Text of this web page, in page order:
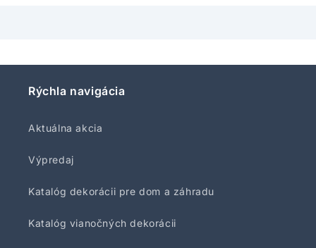
Rýchla navigácia
Aktuálna akcia
Výpredaj
Katalóg dekorácii pre dom a záhradu
Katalóg vianočných dekorácii